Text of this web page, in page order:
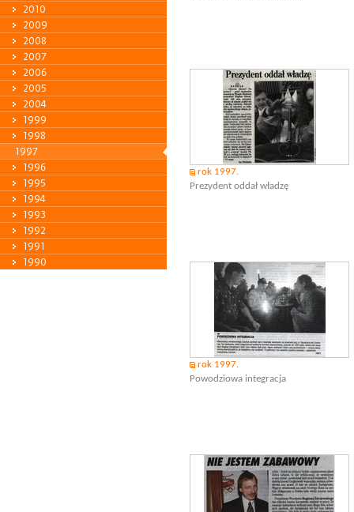
2010
2009
2008
2007
2006
2005
2004
1999
1998
1997
1996
1995
1994
1993
1992
1991
1990
rok 1997.
Prezydent oddał władzę
rok 1997.
Powodziowa integracja